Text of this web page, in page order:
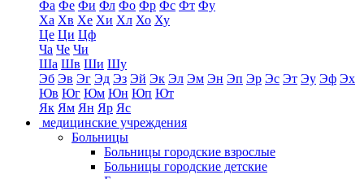
Фа Фе Фи Фл Фо Фр Фс Фт Фу
Ха Хв Хе Хи Хл Хо Ху
Це Ци Цф
Ча Че Чи
Ша Шв Ши Шу
Эб Эв Эг Эд Эз Эй Эк Эл Эм Эн Эп Эр Эс Эт Эу Эф Эх
Юв Юг Юм Юн Юп Ют
Як Ям Ян Яр Яс
медицинские учреждения
Больницы
Больницы городские взрослые
Больницы городские детские